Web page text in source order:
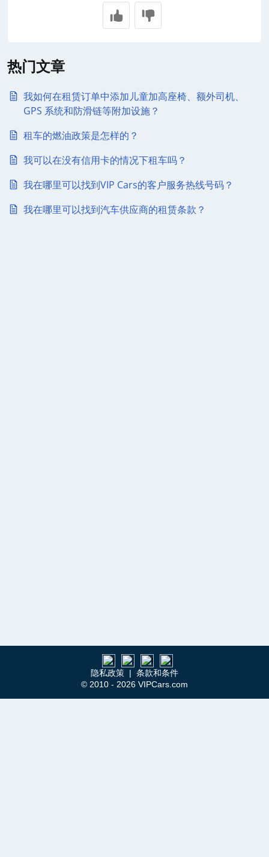
热门文章
我如何在租赁订单中添加儿童加高座椅、额外司机、
GPS 系统和防滑链等附加设施？
租车的燃油政策是怎样的？
我可以在没有信用卡的情况下租车吗？
我在哪里可以找到VIP Cars的客户服务热线号码？
我在哪里可以找到汽车供应商的租赁条款？
隐私政策 | 条款和条件
© 2010 - 2026 VIPCars.com